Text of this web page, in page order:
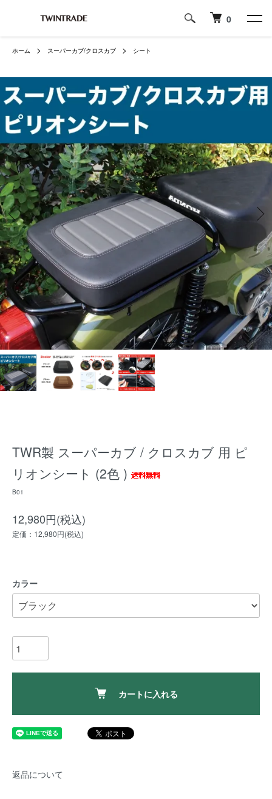
0
ホーム スーパーカブ/クロスカブ シート
TWR製 スーパーカブ / クロスカブ 用 ピ
リオンシート (2色 )
B01
12,980円(税込)
定価：12,980円(税込)
カラー
カートに入れる
返品について